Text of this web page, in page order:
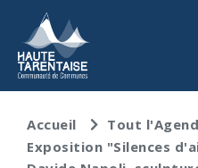
Aller à la recherche
Accueil
Tout
Exposition "Silences